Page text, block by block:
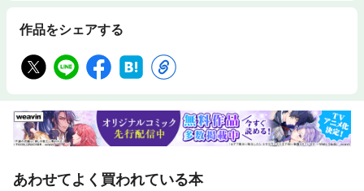
作品をシェアする
あわせてよく買われている本